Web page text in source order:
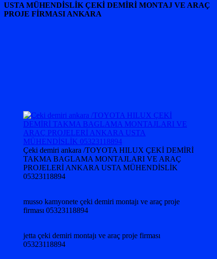
USTA MÜHENDİSLİK ÇEKİ DEMİRİ MONTAJ VE ARAÇ
PROJE FİRMASI ANKARA
Çeki demiri ankara /TOYOTA HILUX ÇEKİ DEMİRİ
TAKMA BAGLAMA MONTAJLARI VE ARAÇ
PROJELERİ ANKARA USTA MÜHENDİSLİK
05323118894
musso kamyonete çeki demiri montajı ve araç proje
firması 05323118894
jetta çeki demiri montajı ve araç proje firması
05323118894